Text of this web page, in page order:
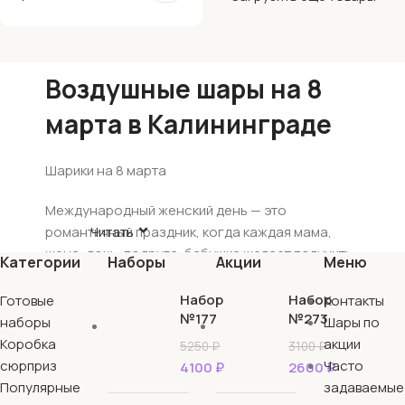
Воздушные шары на 8
марта в Калининграде
Шарики на 8 марта
Международный женский день — это
романтичный праздник, когда каждая мама,
жена, дочь, подруга, бабушка желает получить
подарок. Мужчины стараются сделать все,
чтобы удивить своих дам. К сожалению, многим
в голову приходит только идея с банальным
букетом цветов. Мало кто рассматривает идеи с
воздушными шарами, что абсолютно не
оправдано.
Читать
Категории
Готовые
наборы
Коробка
сюрприз
Популярные
Наборы
Набор
№177
5250₽
4100 ₽
Акции
Набор
№273
3100₽
2600₽
Меню
Контакты
Шары по
акции
Часто
задаваемые